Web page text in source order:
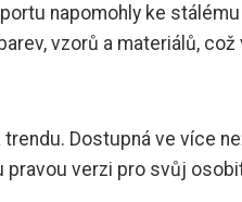
napomohly ke
vzorů a materiálů,
Dostupná ve více
pravou verzi pro svůj